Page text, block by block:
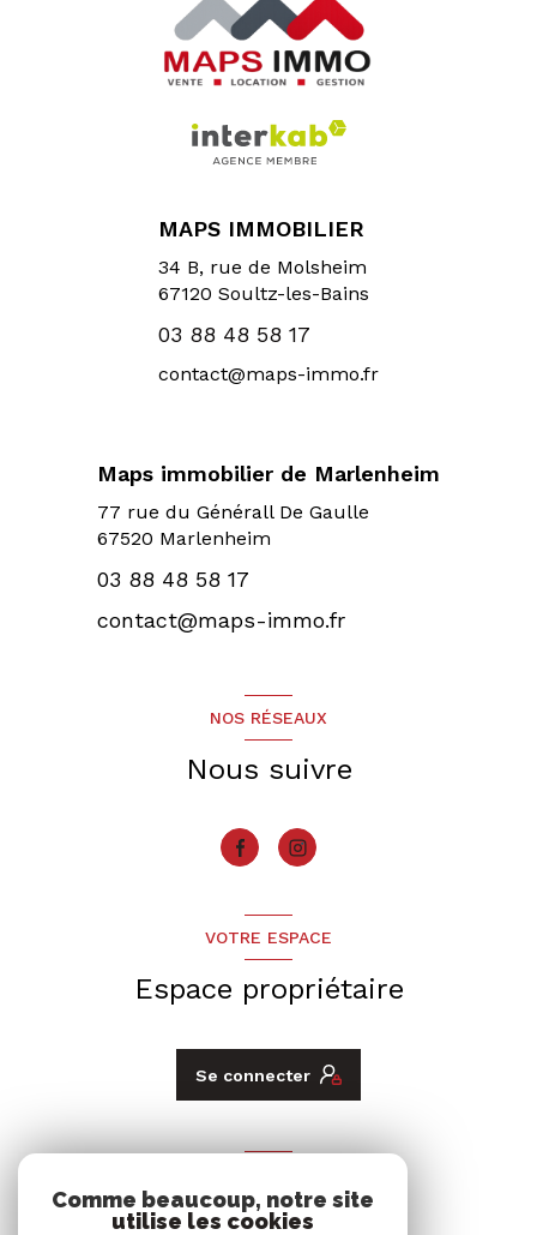
MAPS IMMOBILIER
34 B, rue de Molsheim
67120 Soultz-les-Bains
03 88 48 58 17
contact@maps-immo.fr
Maps immobilier de Marlenheim
77 rue du Générall De Gaulle
67520 Marlenheim
03 88 48 58 17
contact@maps-immo.fr
NOS RÉSEAUX
Nous suivre
VOTRE ESPACE
Espace propriétaire
Se connecter
Nous adhérons
Comme beaucoup, notre site
utilise les cookies